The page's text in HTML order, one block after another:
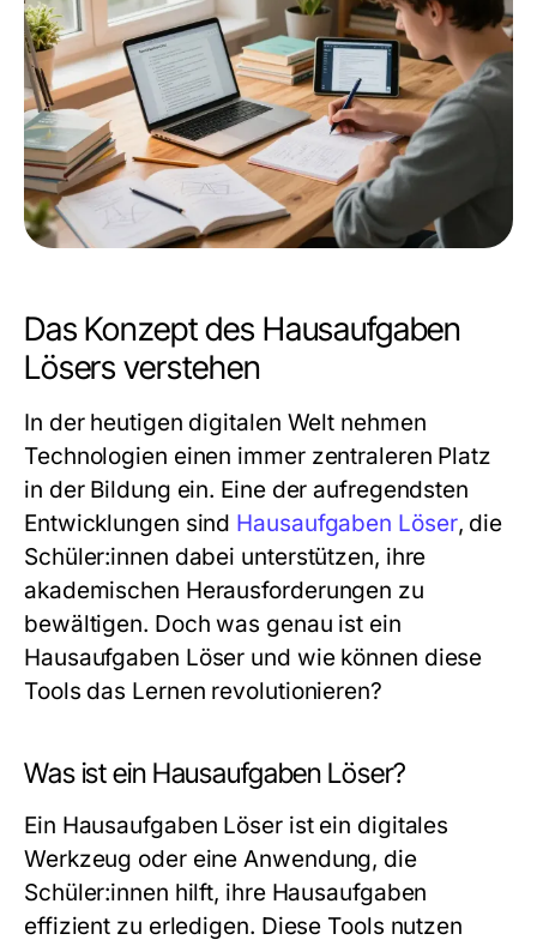
Das Konzept des Hausaufgaben
Lösers verstehen
In der heutigen digitalen Welt nehmen
Technologien einen immer zentraleren Platz
in der Bildung ein. Eine der aufregendsten
Entwicklungen sind Hausaufgaben Löser, die
Schüler:innen dabei unterstützen, ihre
akademischen Herausforderungen zu
bewältigen. Doch was genau ist ein
Hausaufgaben Löser und wie können diese
Tools das Lernen revolutionieren?
Was ist ein Hausaufgaben Löser?
Ein Hausaufgaben Löser ist ein digitales
Werkzeug oder eine Anwendung, die
Schüler:innen hilft, ihre Hausaufgaben
effizient zu erledigen. Diese Tools nutzen